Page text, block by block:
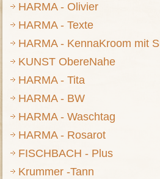
HARMA - Olivier
HARMA - Texte
HARMA - KennaKroom mit
KUNST ObereNahe
HARMA - Tita
HARMA - BW
HARMA - Waschtag
HARMA - Rosarot
FISCHBACH - Plus
Krummer -Tann